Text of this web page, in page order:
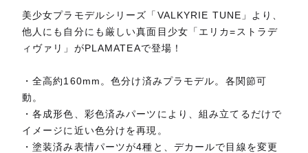
美少女プラモデルシリーズ「VALKYRIE TUNE」より、
他人にも自分にも厳しい真面目少女「エリカ=ストラデ
ィヴァリ」がPLAMATEAで登場！
・全高約160mm。色分け済みプラモデル。各関節可
動。
・各成形色、彩色済みパーツにより、組み立てるだけで
イメージに近い色分けを再現。
・塗装済み表情パーツが4種と、デカールで目線を変更